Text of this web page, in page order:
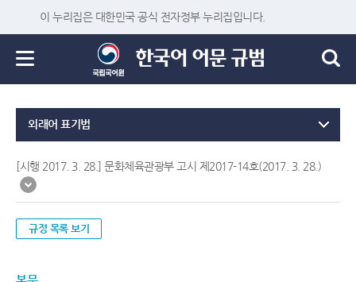
이 누리집은 대한민국 공식 전자정부 누리집입니다.
외래어 표기법
[시행 2017. 3. 28.] 문화체육관광부 고시 제2017-14호(2017. 3. 28.)
규정 목록 보기